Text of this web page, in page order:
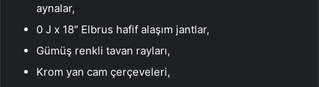
aynalar,
0 J x 18″ Elbrus hafif alaşım jantlar,
Gümüş renkli tavan rayları,
Krom yan cam çerçeveleri,